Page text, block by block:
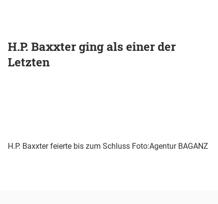
H.P. Baxxter ging als einer der
Letzten
H.P. Baxxter feierte bis zum Schluss Foto:Agentur BAGANZ